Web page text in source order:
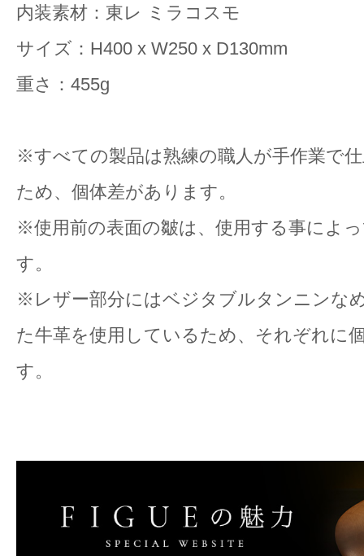
内装素材：東レ ミラコスモ
サイズ：H400 x W250 x D130mm
重さ：455g
※すべての製品は熟練の職人が手作業で
ため、個体差があります。
※使用前の表面の皺は、使用する事によ
す。
※レザー部分にはベジタブルタンニンな
た牛革を使用しているため、それぞれに
す。